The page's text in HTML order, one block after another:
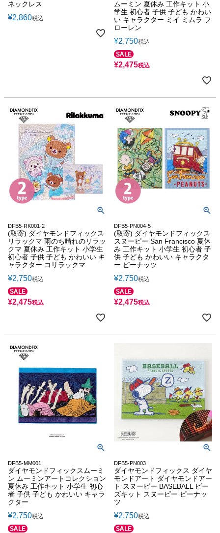
ネックレス
¥2,860税込
ムーミン 夏休み 工作キット 小
学生 初心者 子供 子ども かわい
い キャラクター ミイ ミムラ フ
ローレン
¥2,750税込
¥2,475税込
DFB5-RK001-2
(取寄) ダイヤモンドフィックス
リラックマ 雨のち晴れのリラッ
クマ 夏休み 工作キット 小学生
初心者 子供 子ども かわいい キ
ャラクター コリラックマ
¥2,750税込
¥2,475税込
DFB5-PN004-5
(取寄) ダイヤモンドフィックス
スヌーピー San Francisco 夏休
み 工作キット 小学生 初心者 子
供 子ども かわいい キャラクタ
ー ピーナッツ
¥2,750税込
¥2,475税込
DFB5-MM001
ダイヤモンドフィックスムーミ
ン ムーミンアートコレクション
夏休み 工作キット 小学生 初心
者 子供 子ども かわいい キャラ
クター
¥2,750税込
DFB5-PN003
ダイヤモンドフィックス ダイヤ
モンドアート ダイヤモンドアー
ト スヌーピー BASEBALL ビー
ズキット スヌーピー ピーナッ
ツ
¥2,750税込